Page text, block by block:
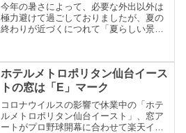
今年の暑さによって、必要な外出以外は
極力避けて過ごしておりましたが、夏の
終わりが近づくにつれて「夏らしい景
ら、暑さに負けて滞在わずかにて帰路
へ。
ホテルメトロポリタン仙台イース
トの窓は「E」マーク
コロナウイルスの影響で休業中の「ホテ
ルメトロポリタン仙台イースト」、窓ア
ートがプロ野球開幕に合わせて楽天イー